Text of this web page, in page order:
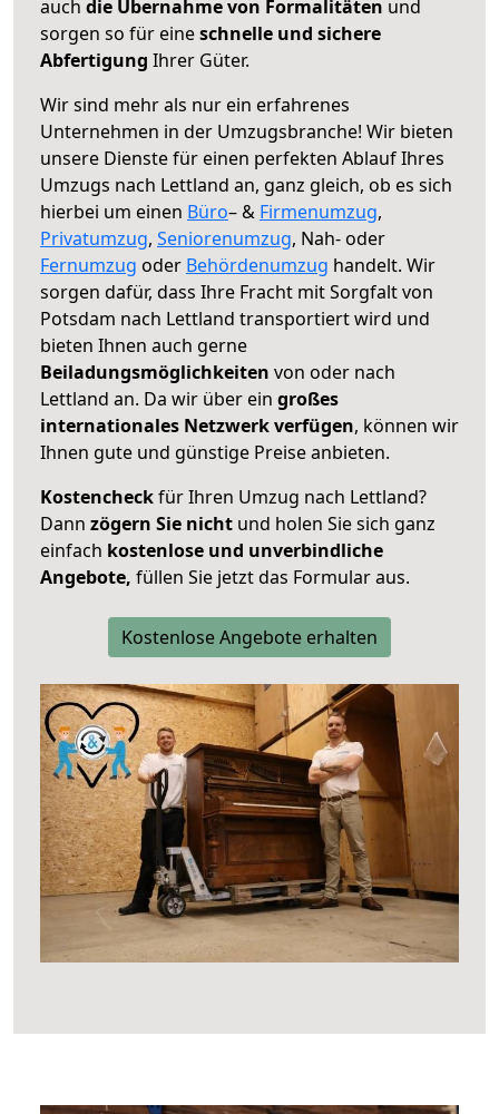
auch die Übernahme von Formalitäten und
sorgen so für eineschnelle und sichere
Abfertigung Ihrer Güter.
Wir sind mehr als nur ein erfahrenes
Unternehmen in der Umzugsbranche! Wir bieten
unsere Dienste für einen perfekten Ablauf Ihres
Umzugs nach Lettland an, ganz gleich, ob es sich
hierbei um einen Büro– & Firmenumzug,
Privatumzug, Seniorenumzug, Nah- oder
Fernumzug oder Behördenumzug handelt. Wir
sorgen dafür, dass Ihre Fracht mit Sorgfalt von
Potsdam nach Lettland transportiert wird und
bieten Ihnen auch gerne
Beiladungsmöglichkeiten von oder nach
Lettland an. Da wir über ein großes
internationales Netzwerk verfügen, können wir
Ihnen gute und günstige Preise anbieten.
Kostencheckfür Ihren Umzug nach Lettland?
Dann zögern Sie nicht und holen Sie sich ganz
einfach kostenlose und unverbindliche
Angebote, füllen Sie jetzt das Formular aus.
Kostenlose Angebote erhalten